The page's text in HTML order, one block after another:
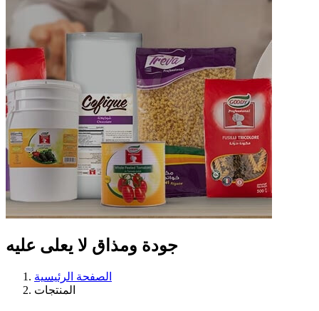
جودة ومذاق لا يعلى عليه
الصفحة الرئيسية
المنتجات